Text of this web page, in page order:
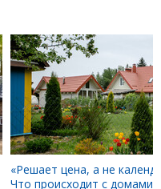
«Решает цена, а не
Что происходит с домами